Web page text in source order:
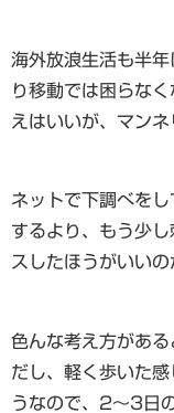
海外放浪生活も半
り移動では困らな
えはいいが、マンネ
ネットで下調べを
するより、もう少
スしたほうがいいの
色んな考え方があ
だし、軽く歩いた
うなので、2～3日